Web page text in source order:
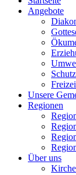
Angebote
Unsere
Regionen
Über uns